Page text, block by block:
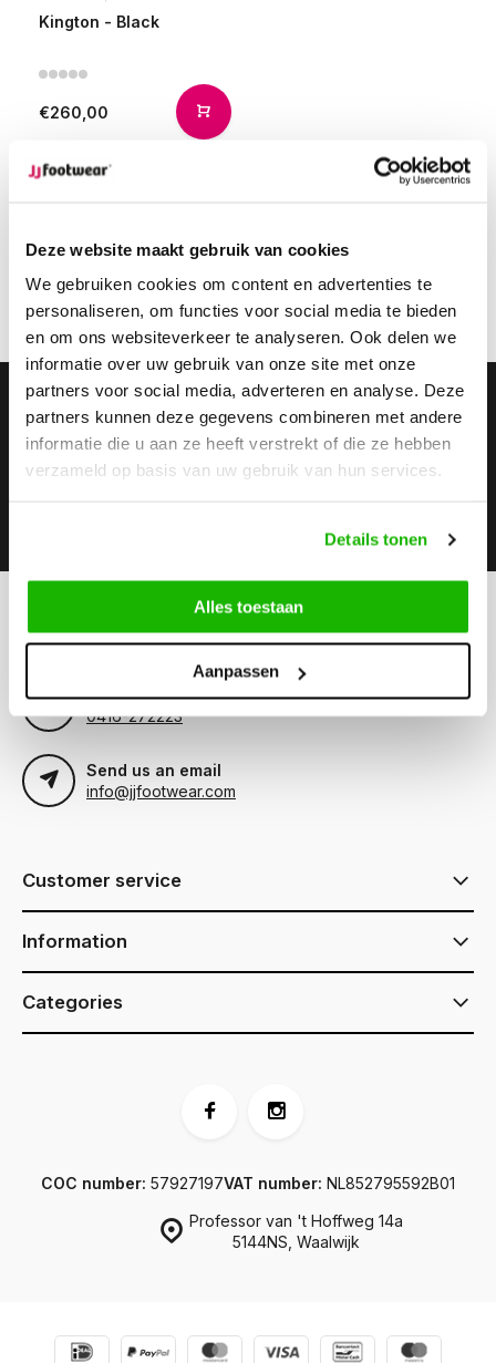
Deze website maakt gebruik van cookies
We gebruiken cookies om content en advertenties te
personaliseren, om functies voor social media te bieden
en om ons websiteverkeer te analyseren. Ook delen we
informatie over uw gebruik van onze site met onze
partners voor social media, adverteren en analyse. Deze
partners kunnen deze gegevens combineren met andere
informatie die u aan ze heeft verstrekt of die ze hebben
verzameld op basis van uw gebruik van hun services.
Details tonen
Alles toestaan
Aanpassen
Kington - Black
€260,00
Compare
Page 1 of 1
Stay up to date
Subscribe to our newsletter to stay updated.
Can we help?
Call us
0416-272223
Send us an email
info@jjfootwear.com
Customer service
Information
Categories
Professor van 't Hoffweg 14a
5144NS, Waalwijk
COC number: 57927197VAT number: NL852795592B01